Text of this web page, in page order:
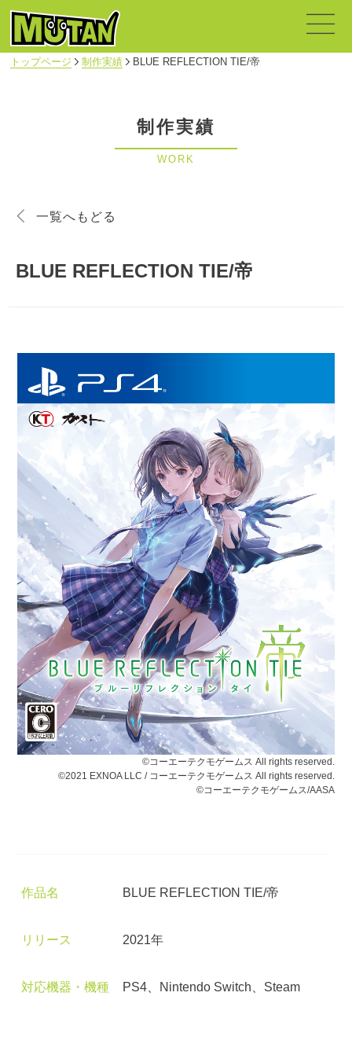
トップページ 制作実績 BLUE REFLECTION TIE/帝
制作実績
WORK
一覧へもどる
BLUE REFLECTION TIE/帝
©コーエーテクモゲームス All rights reserved.
©2021 EXNOA LLC / コーエーテクモゲームス All rights reserved.
©コーエーテクモゲームス/AASA
作品名 BLUE REFLECTION TIE/帝
リリース 2021年
対応機器・機種 PS4、Nintendo Switch、Steam